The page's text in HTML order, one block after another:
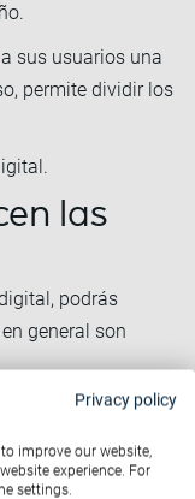
sus usuarios una
permite dividir los
las
podrás
general son
de este tipo de
Privacy policy
improve our website,
experience. For
settings.